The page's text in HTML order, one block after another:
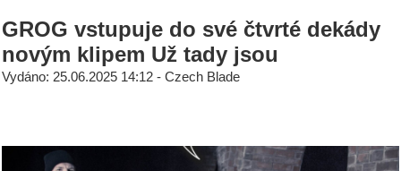
GROG vstupuje do své čtvrté dekády
novým klipem Už tady jsou
Vydáno: 25.06.2025 14:12 - Czech Blade